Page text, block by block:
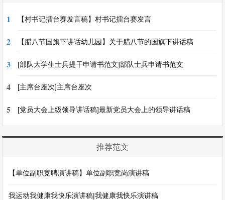
1 【村书记擂台赛发言稿】村书记擂台赛发言
2 【腊八节国旗下讲话幼儿园】关于腊八节的国旗下讲话稿
3 [部队大学生士兵提干申请书范文]部队士兵申请书范文
4 [主席台座次]主席台座次
5 [党员大会上级领导讲话稿]最新党员大会上的领导讲话稿
推荐范文
【单位副职竞聘演讲稿】单位副职竞岗演讲稿
我运动我健康我快乐演讲稿|我健康我快乐演讲稿